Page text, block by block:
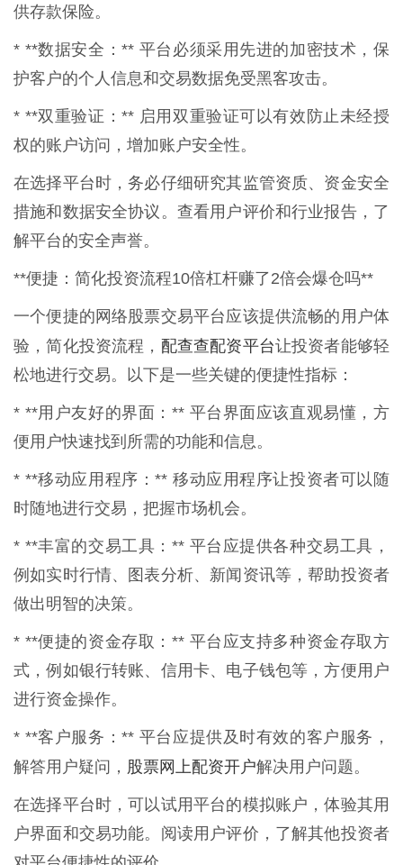
供存款保险。
* **数据安全：** 平台必须采用先进的加密技术，保
护客户的个人信息和交易数据免受黑客攻击。
* **双重验证：** 启用双重验证可以有效防止未经授
权的账户访问，增加账户安全性。
在选择平台时，务必仔细研究其监管资质、资金安全
措施和数据安全协议。查看用户评价和行业报告，了
解平台的安全声誉。
**便捷：简化投资流程10倍杠杆赚了2倍会爆仓吗**
一个便捷的网络股票交易平台应该提供流畅的用户体
验，简化投资流程， 配查查配资平台让投资者能够轻
松地进行交易。以下是一些关键的便捷性指标：
* **用户友好的界面：** 平台界面应该直观易懂，方
便用户快速找到所需的功能和信息。
* **移动应用程序：** 移动应用程序让投资者可以随
时随地进行交易，把握市场机会。
* **丰富的交易工具：** 平台应提供各种交易工具，
例如实时行情、图表分析、新闻资讯等，帮助投资者
做出明智的决策。
* **便捷的资金存取：** 平台应支持多种资金存取方
式，例如银行转账、信用卡、电子钱包等，方便用户
进行资金操作。
* **客户服务：** 平台应提供及时有效的客户服务，
解答用户疑问， 股票网上配资开户解决用户问题。
在选择平台时，可以试用平台的模拟账户，体验其用
户界面和交易功能。阅读用户评价，了解其他投资者